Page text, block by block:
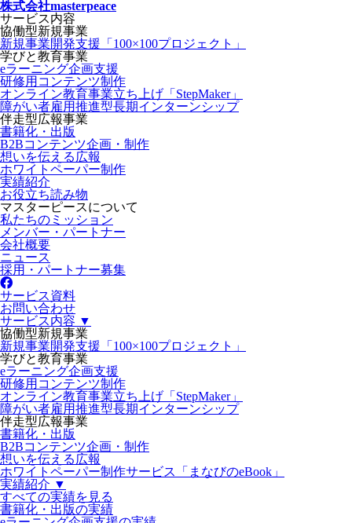
株式会社masterpeace
サービス内容
協働型新規事業
新規事業開発支援「100×100プロジェクト」
学びと教育事業
eラーニング企画支援
研修用コンテンツ制作
オンライン教育事業立ち上げ「StepMaker」
障がい者雇用推進型長期インターンシップ
伴走型広報事業
書籍化・出版
B2Bコンテンツ企画・制作
想いを伝える広報
ホワイトペーパー制作
実績紹介
お役立ち読み物
マスターピースについて
私たちのミッション
メンバー・パートナー
会社概要
ニュース
採用・パートナー募集
サービス資料
お問い合わせ
サービス内容 ▼
協働型新規事業
新規事業開発支援「100×100プロジェクト」
学びと教育事業
eラーニング企画支援
研修用コンテンツ制作
オンライン教育事業立ち上げ「StepMaker」
障がい者雇用推進型長期インターンシップ
伴走型広報事業
書籍化・出版
B2Bコンテンツ企画・制作
想いを伝える広報
ホワイトペーパー制作サービス「まなびのeBook」
実績紹介 ▼
すべての実績を見る
書籍化・出版の実績